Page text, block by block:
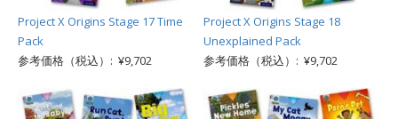
Project X Origins Stage 17 Time
Pack
参考価格（税込）: ¥9,702
Project X Origins Stage 18
Unexplained Pack
参考価格（税込）: ¥9,702